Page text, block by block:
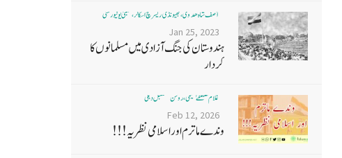
آصف شاہ ھدوی، بھیونڈی ریسرچ اسکالر، ممبئی یونیورسٹی
Jan 25, 2023
ہندوستان کی جنگ آزادی میں مسلمانوں کا
کردار
غلام مصطفےٰ نعیمی، روشن مستقبل دہلی
Feb 12, 2026
وندے ماترم اور اسلامی نظریہ!!!